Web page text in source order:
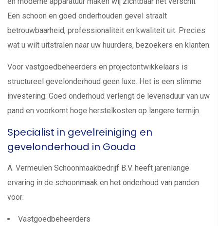
Een schoon en goed onderhouden gevel straalt
betrouwbaarheid, professionaliteit en kwaliteit uit. Precies
wat u wilt uitstralen naar uw huurders, bezoekers en klanten.
Voor vastgoedbeheerders en projectontwikkelaars is
structureel gevelonderhoud geen luxe. Het is een slimme
investering. Goed onderhoud verlengt de levensduur van uw
pand en voorkomt hoge herstelkosten op langere termijn.
Specialist in gevelreiniging en
gevelonderhoud in Gouda
A. Vermeulen Schoonmaakbedrijf B.V. heeft jarenlange
ervaring in de schoonmaak en het onderhoud van panden
voor:
Vastgoedbeheerders